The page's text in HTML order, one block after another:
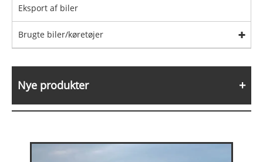
Eksport af biler
Brugte biler/køretøjer
Nye produkter